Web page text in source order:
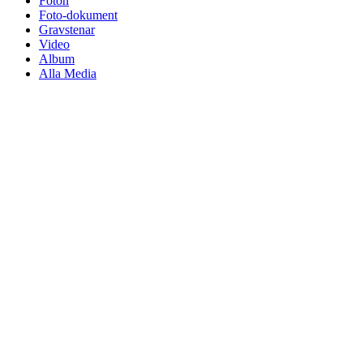
Foto-dokument
Gravstenar
Video
Album
Alla Media